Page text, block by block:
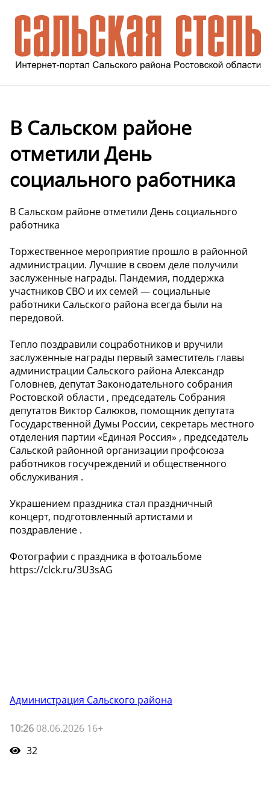
В Сальском районе
отметили День
социального работника
В Сальском районе отметили День социального
работника
Торжественное мероприятие прошло в районной
администрации. Лучшие в своем деле получили
заслуженные награды. Пандемия, поддержка
участников СВО и их семей — социальные
работники Сальского района всегда были на
передовой.
Тепло поздравили соцработников и вручили
заслуженные награды первый заместитель главы
администрации Сальского района Александр
Головнев, депутат Законодательного собрания
Ростовской области , председатель Собрания
депутатов Виктор Салюков, помощник депутата
Государственной Думы России, секретарь местного
отделения партии «Единая Россия» , председатель
Сальской районной организации профсоюза
работников госучреждений и общественного
обслуживания .
Украшением праздника стал праздничный
концерт, подготовленный артистами и
поздравление .
Фотографии с праздника в фотоальбоме
https://clck.ru/3U3sAG
Администрация Сальского района
10:26 08.06.2026 16+
32